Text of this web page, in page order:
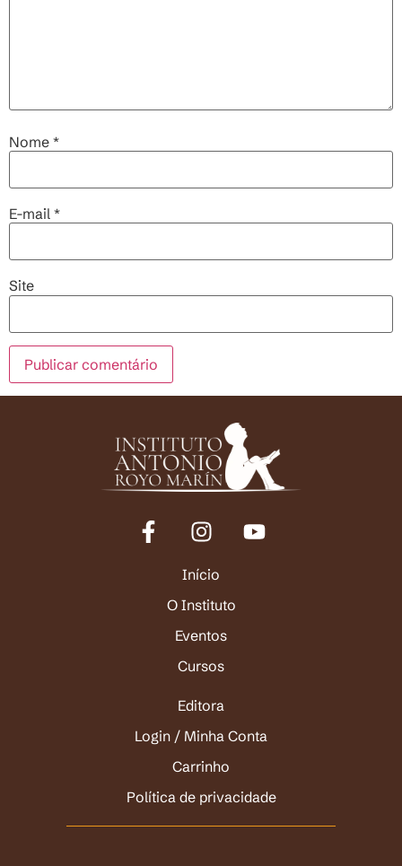
Nome *
E-mail *
Site
Início
O Instituto
Eventos
Cursos
Editora
Login / Minha Conta
Carrinho
Política de privacidade